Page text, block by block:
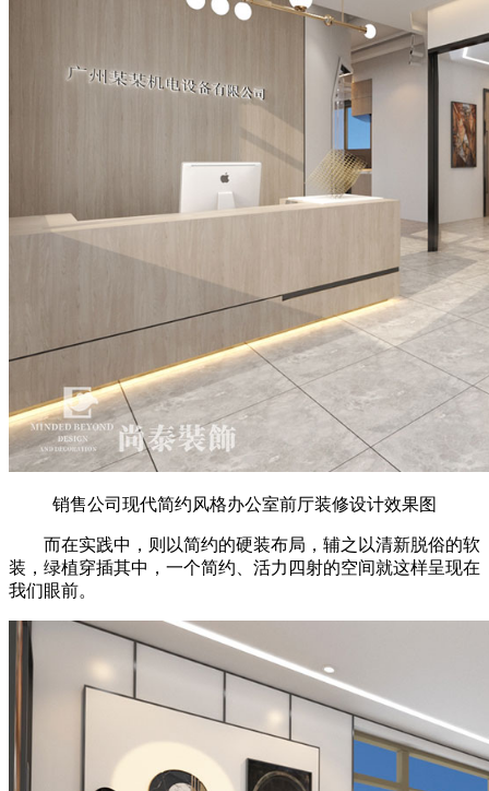
销售公司现代简约风格办公室前厅装修设计效果图
而在实践中，则以简约的硬装布局，辅之以清新脱俗的软
装，绿植穿插其中，一个简约、活力四射的空间就这样呈现在
我们眼前。